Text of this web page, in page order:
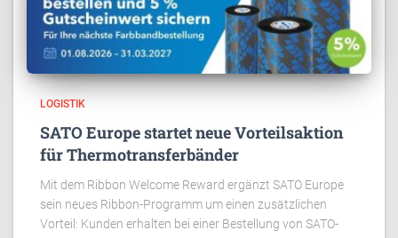
LOGISTIK
SATO Europe startet neue Vorteilsaktion
für Thermotransferbänder
Mit dem Ribbon Welcome Reward ergänzt SATO Europe
sein neues Ribbon-Programm um einen zusätzlichen
Vorteil: Kunden erhalten bei einer Bestellung von SATO-